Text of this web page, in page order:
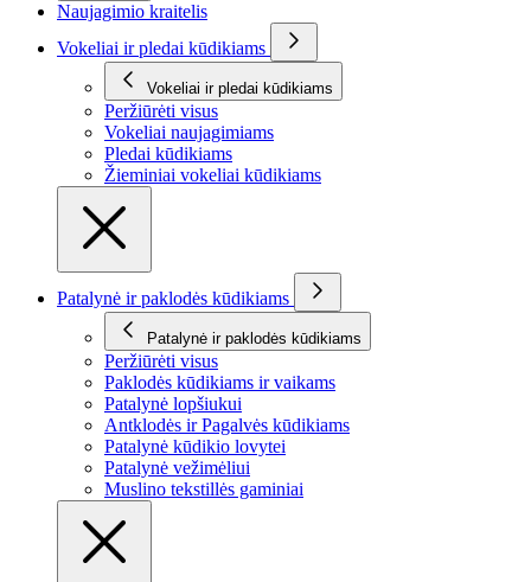
Naujagimio kraitelis
Vokeliai ir pledai kūdikiams
Vokeliai ir pledai kūdikiams
Peržiūrėti visus
Vokeliai naujagimiams
Pledai kūdikiams
Žieminiai vokeliai kūdikiams
Patalynė ir paklodės kūdikiams
Patalynė ir paklodės kūdikiams
Peržiūrėti visus
Paklodės kūdikiams ir vaikams
Patalynė lopšiukui
Antklodės ir Pagalvės kūdikiams
Patalynė kūdikio lovytei
Patalynė vežimėliui
Muslino tekstillės gaminiai